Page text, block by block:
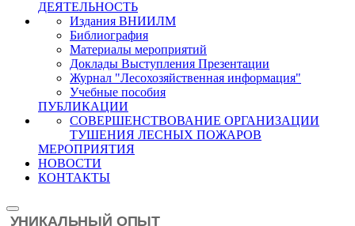
ДЕЯТЕЛЬНОСТЬ
Издания ВНИИЛМ
Библиография
Материалы мероприятий
Доклады Выступления Презентации
Журнал "Лесохозяйственная информация"
Учебные пособия
ПУБЛИКАЦИИ
СОВЕРШЕНСТВОВАНИЕ ОРГАНИЗАЦИИ
ТУШЕНИЯ ЛЕСНЫХ ПОЖАРОВ
МЕРОПРИЯТИЯ
НОВОСТИ
КОНТАКТЫ